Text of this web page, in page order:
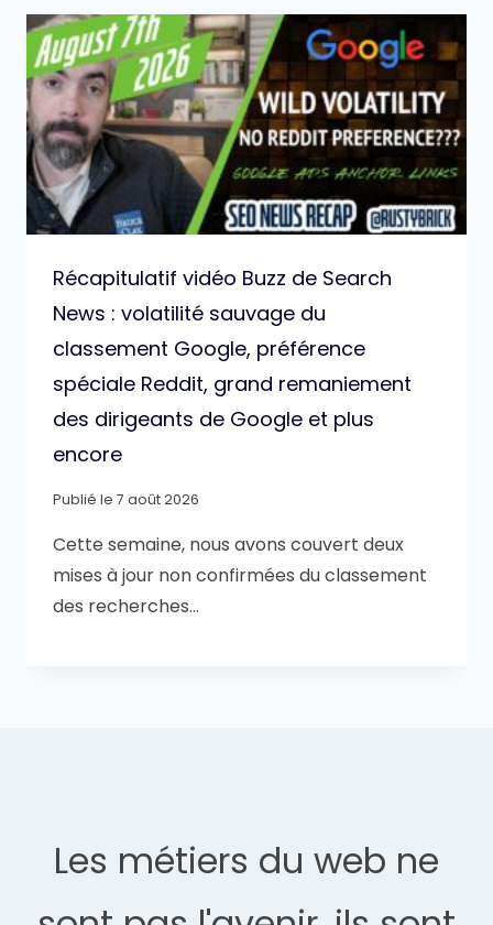
Récapitulatif vidéo Buzz de Search
News : volatilité sauvage du
classement Google, préférence
spéciale Reddit, grand remaniement
des dirigeants de Google et plus
encore
Publié le 7 août 2026
Cette semaine, nous avons couvert deux
mises à jour non confirmées du classement
des recherches…
Les métiers du web ne